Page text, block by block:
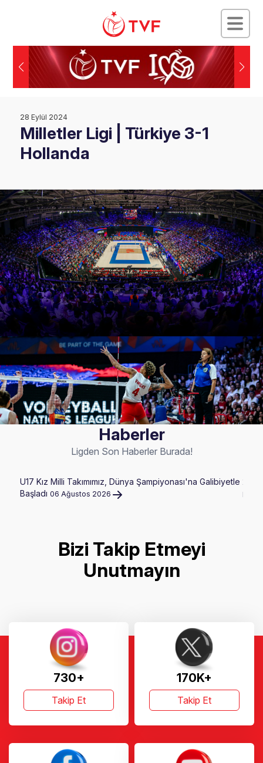
28 Eylül 2024
Milletler Ligi | Türkiye 3-1
Hollanda
Haberler
Ligden Son Haberler Burada!
U17 Kız Milli Takımımız, Dünya Şampiyonası'na Galibiyetle
Başladı 06 Ağustos 2026
Bizi Takip Etmeyi
Unutmayın
730+
Takip Et
170K+
Takip Et